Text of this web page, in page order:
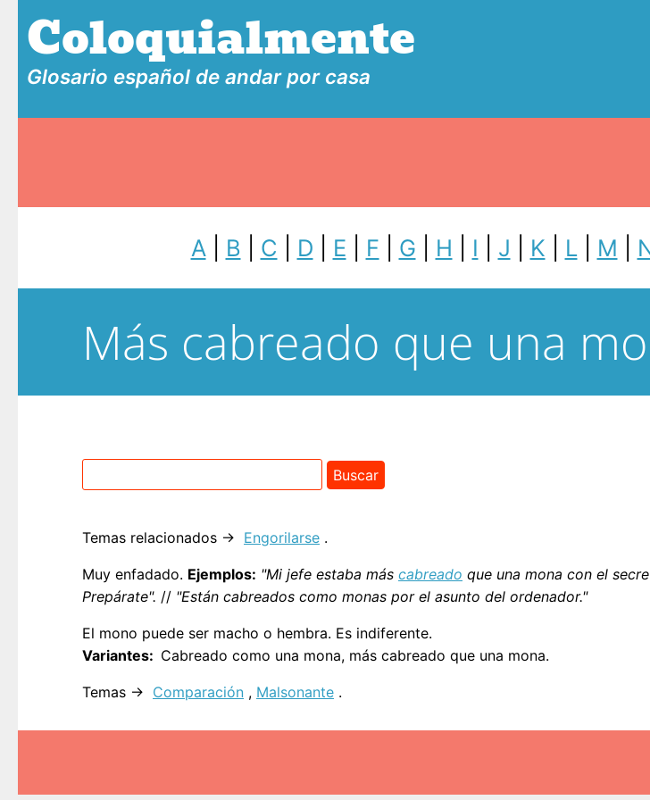
Coloquialmente
Glosario español de andar por casa
A B C D E F G H I J K L| M
Más cabreado que una
Temas relacionados → Engorilarse .
Muy enfadado. Ejemplos: "Mi jefe estaba más cabreado que una mona con el
Prepárate". // "Están cabreados como monas por el asunto del ordenador."
El mono puede ser macho o hembra. Es indiferente.
Variantes
Cabreado como una mona, más cabreado que una mona.
Temas → Comparación , Malsonante .